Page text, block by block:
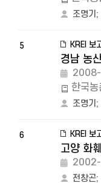
조명기 ;
5 KREI 보
경남 농
2008-
한국
조명기 ;
6 KREI 보
고양 화
전창곤;